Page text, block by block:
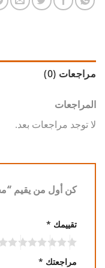
مراجعات (0)
المراجعات
لا توجد مراجعات بعد.
كن أول من يقيم
تقييمك *
مراجعتك *